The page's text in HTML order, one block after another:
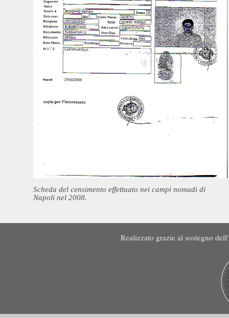
Scheda del censimento effettuato nei campi nomadi di
Napoli nel 2008.
Realizzato grazie al sostegno